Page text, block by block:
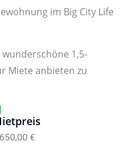
im Big City Life
1,5-
Miete anbieten zu
€